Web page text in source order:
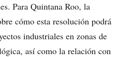
Para Quintana Roo, la
cómo esta resolución podrá
industriales en zonas de
así como la relación con